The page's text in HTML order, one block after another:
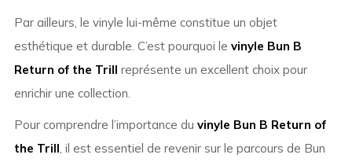
Par ailleurs, le vinyle lui-même constitue un objet
esthétique et durable. C’est pourquoi le vinyle Bun B
Return of the Trill représente un excellent choix pour
enrichir une collection.
Pour comprendre l’importance du vinyle Bun B Return of
the Trill, il est essentiel de revenir sur le parcours de Bun